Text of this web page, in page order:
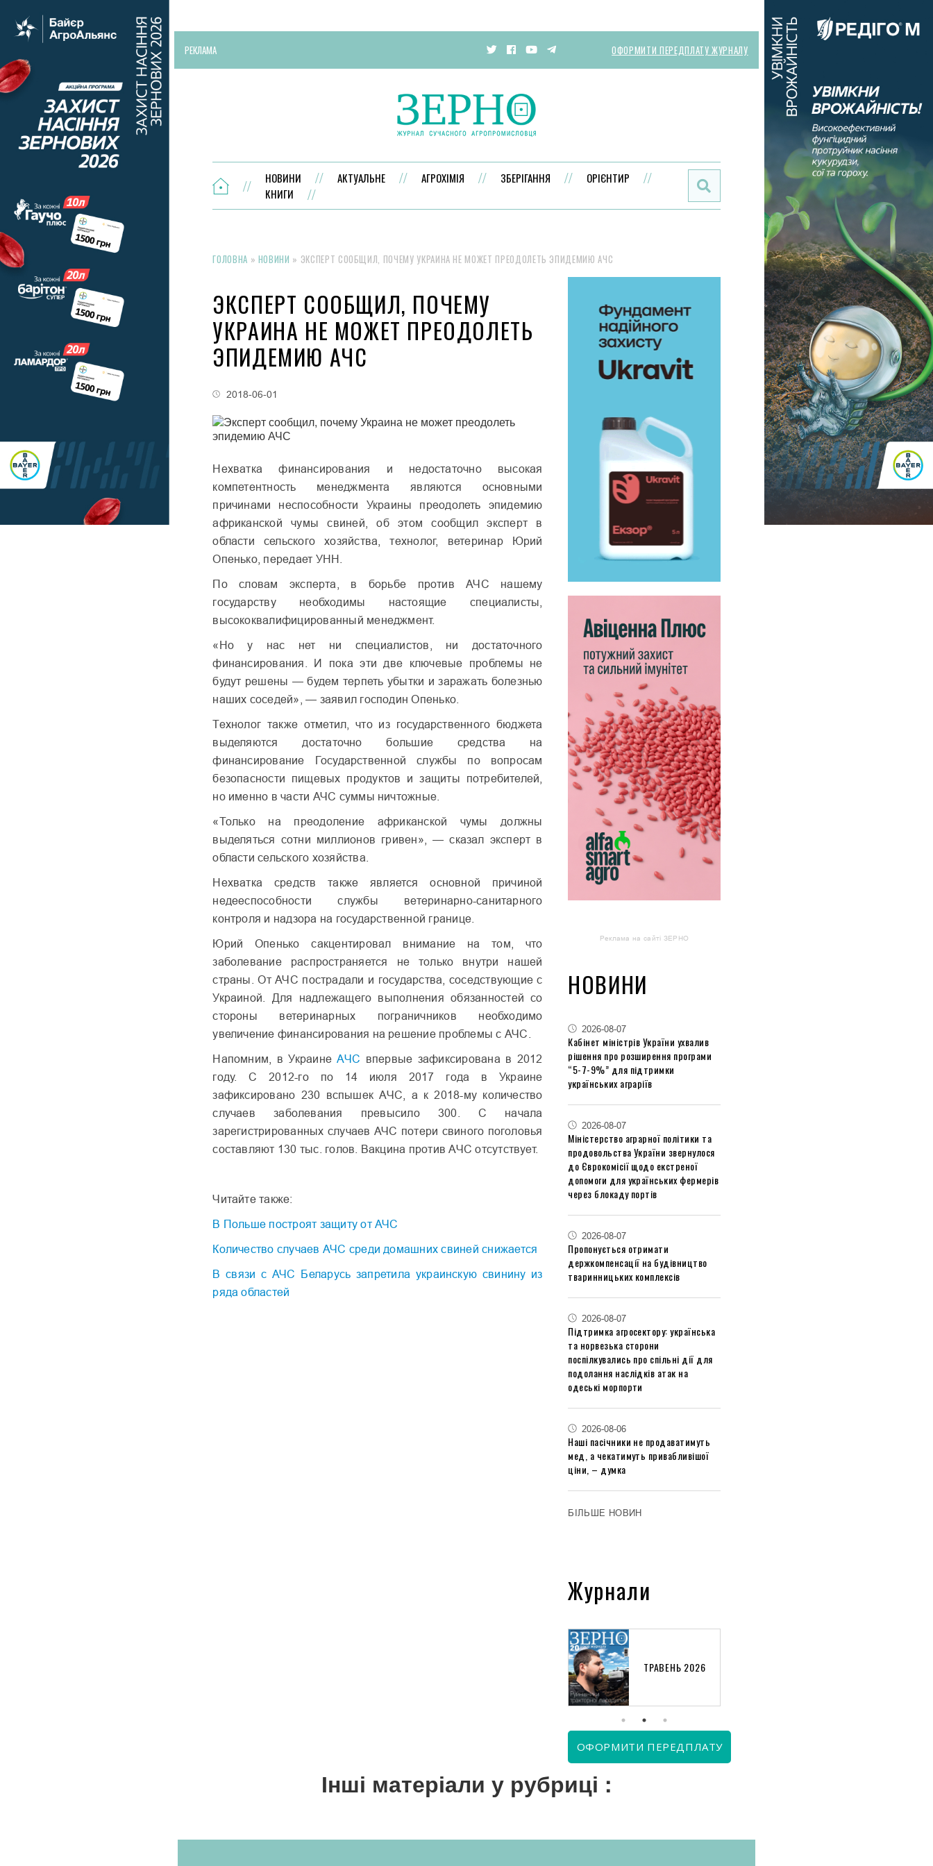
РЕКЛАМА ОФОРМИТИ ПЕРЕДПЛАТУ ЖУРНАЛУ
НОВИНИ АКТУАЛЬНЕ АГРОХІМІЯ ЗБЕРІГАННЯ
ОРІЄНТИР
КНИГИ
ГОЛОВНА » НОВИНИ » ЭКСПЕРТ СООБЩИЛ, ПОЧЕМУ УКРАИНА НЕ МОЖЕТ ПРЕОДОЛЕТЬ ЭПИДЕМИЮ АЧС
ЭКСПЕРТ СООБЩИЛ, ПОЧЕМУ
УКРАИНА НЕ МОЖЕТ ПРЕОДОЛЕТЬ
ЭПИДЕМИЮ АЧС
2018-06-01
Нехватка финансирования и недостаточно высокая
компетентность менеджмента являются основными
причинами неспособности Украины преодолеть эпидемию
африканской чумы свиней, об этом сообщил эксперт в
области сельского хозяйства, технолог, ветеринар Юрий
Опенько, передает УНН.
По словам эксперта, в борьбе против АЧС нашему
государству необходимы настоящие специалисты,
высококвалифицированный менеджмент.
«Но у нас нет ни специалистов, ни достаточного
финансирования. И пока эти две ключевые проблемы не
будут решены — будем терпеть убытки и заражать болезнью
наших соседей», — заявил господин Опенько.
Технолог также отметил, что из государственного бюджета
выделяются достаточно большие средства на
финансирование Государственной службы по вопросам
безопасности пищевых продуктов и защиты потребителей,
но именно в части АЧС суммы ничтожные.
«Только на преодоление африканской чумы должны
выделяться сотни миллионов гривен», — сказал эксперт в
области сельского хозяйства.
Нехватка средств также является основной причиной
недееспособности службы ветеринарно-санитарного
контроля и надзора на государственной границе.
Юрий Опенько сакцентировал внимание на том, что
заболевание распространяется не только внутри нашей
страны. От АЧС пострадали и государства, соседствующие с
Украиной. Для надлежащего выполнения обязанностей со
стороны ветеринарных пограничников необходимо
увеличение финансирования на решение проблемы с АЧС.
Напомним, в УкраинеАЧС впервые зафиксирована в 2012
году. С 2012-го по 14 июля 2017 года в Украине
зафиксировано 230 вспышек АЧС, а к 2018-му количество
случаев заболевания превысило 300. С начала
зарегистрированных случаев АЧС потери свиного поголовья
составляют 130 тыс. голов. Вакцина против АЧС отсутствует.
Читайте также:
В Польше построят защиту от АЧС
Количество случаев АЧС среди домашних свиней снижается
В связи с АЧС Беларусь запретила украинскую свинину из
ряда областей
Реклама на сайті ЗЕРНО
НОВИНИ
2026-08-07
Кабінет міністрів України ухвалив
рішення про розширення програми
“5-7-9%” для підтримки
українських аграріїв
2026-08-07
Міністерство аграрної політики та
продовольства України звернулося
до Єврокомісії щодо екстреної
допомоги для українських фермерів
через блокаду портів
2026-08-07
Пропонується отримати
держкомпенсації на будівництво
тваринницьких комплексів
2026-08-07
Підтримка агросектору: українська
та норвезька сторони
поспілкувались про спільні дії для
подолання наслідків атак на
одеські морпорти
2026-08-06
Наші пасічники не продаватимуть
мед, а чекатимуть привабливішої
ціни, – думка
БІЛЬШЕ НОВИН
Журнали
ТРАВЕНЬ 2026
ОФОРМИТИ ПЕРЕДПЛАТУ
Інші матеріали у рубриці :